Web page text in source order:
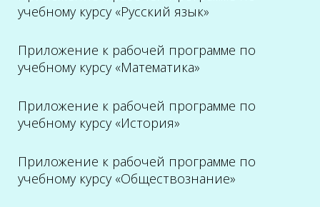
учебному курсу «Русский язык»
Приложение к рабочей программе по
учебному курсу «Математика»
Приложение к рабочей программе по
учебному курсу «История»
Приложение к рабочей программе по
учебному курсу «Обществознание»